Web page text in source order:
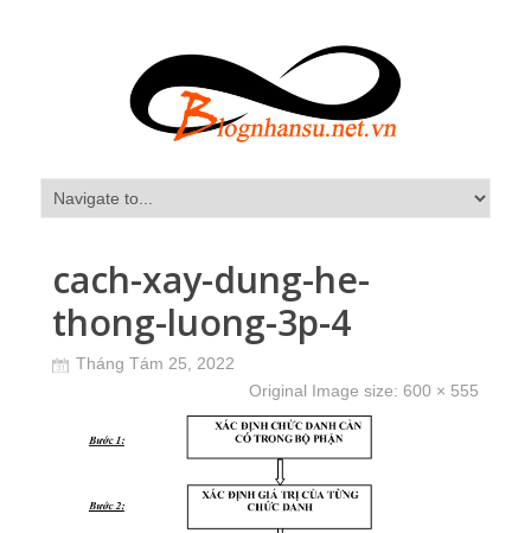
cach-xay-dung-he-
thong-luong-3p-4
Tháng Tám 25, 2022
Original Image size: 600 × 555